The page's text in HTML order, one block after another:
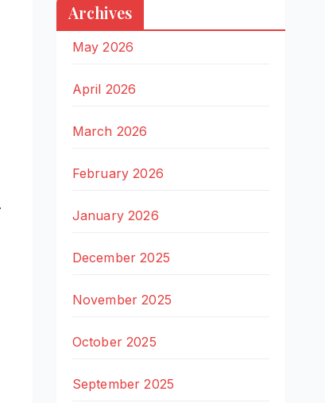
Archives
May 2026
April 2026
March 2026
February 2026
January 2026
December 2025
November 2025
October 2025
September 2025